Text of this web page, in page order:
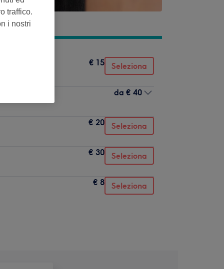
€ 15 Seleziona
da € 40
€ 20 Seleziona
€ 30 Seleziona
€ 8 Seleziona
traffico.
i nostri